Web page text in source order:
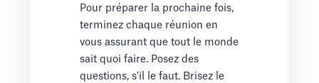
Pour préparer la prochaine fois,
terminez chaque réunion en
vous assurant que tout le monde
sait quoi faire. Posez des
questions, s'il le faut. Brisez le